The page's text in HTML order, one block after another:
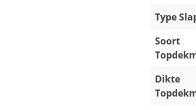
Type
Soort
Dikte